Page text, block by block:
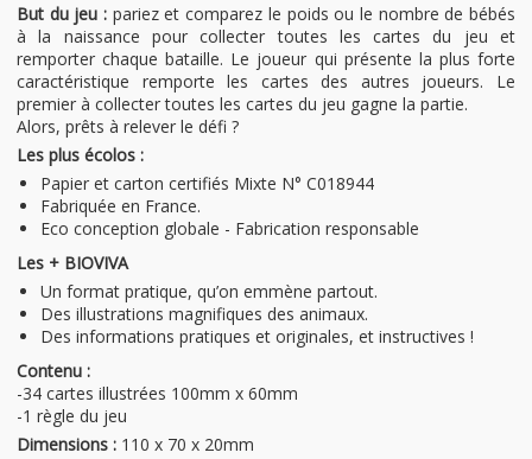
But du jeu : pariez et comparez le poids ou le nombre de bébés
à la naissance pour collecter toutes les cartes du jeu et
remporter chaque bataille. Le joueur qui présente la plus forte
caractéristique remporte les cartes des autres joueurs. Le
premier à collecter toutes les cartes du jeu gagne la partie.
Alors, prêts à relever le défi ?
Les plus écolos :
Papier et carton certifiés Mixte N° C018944
Fabriquée en France.
Eco conception globale - Fabrication responsable
Les + BIOVIVA
Un format pratique, qu’on emmène partout.
Des illustrations magnifiques des animaux.
Des informations pratiques et originales, et instructives !
Contenu :
-34 cartes illustrées 100mm x 60mm
-1 règle du jeu
Dimensions : 110 x 70 x 20mm